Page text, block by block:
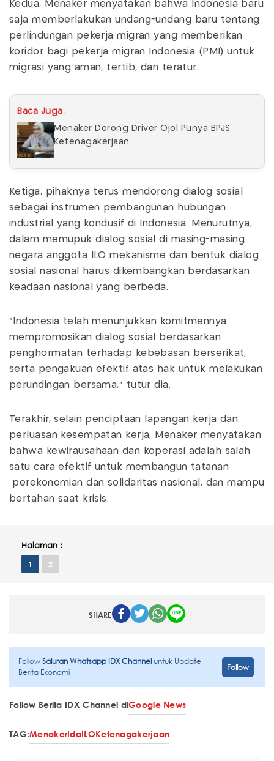
Kedua, Menaker menyatakan bahwa Indonesia baru
saja memberlakukan undang-undang baru tentang
perlindungan pekerja migran yang memberikan
koridor bagi pekerja migran Indonesia (PMI) untuk
migrasi yang aman, tertib, dan teratur.
Baca Juga:
Menaker Dorong Driver Ojol Punya BPJS
Ketenagakerjaan
Ketiga, pihaknya terus mendorong dialog sosial
sebagai instrumen pembangunan hubungan
industrial yang kondusif di Indonesia. Menurutnya,
dalam memupuk dialog sosial di masing-masing
negara anggota ILO mekanisme dan bentuk dialog
sosial nasional harus dikembangkan berdasarkan
keadaan nasional yang berbeda.
“Indonesia telah menunjukkan komitmennya
mempromosikan dialog sosial berdasarkan
penghormatan terhadap kebebasan berserikat,
serta pengakuan efektif atas hak untuk melakukan
perundingan bersama,” tutur dia.
Terakhir, selain penciptaan lapangan kerja dan
perluasan kesempatan kerja, Menaker menyatakan
bahwa kewirausahaan dan koperasi adalah salah
satu cara efektif untuk membangun tatanan
perekonomian dan solidaritas nasional, dan mampu
bertahan saat krisis.
Halaman :
1 2
SHARE
FollowSaluran Whatsapp IDX Channeluntuk Update
Berita Ekonomi
Follow
Follow Berita IDX Channel diGoogle News
TAG:MenakerIdaILOKetenagakerjaan